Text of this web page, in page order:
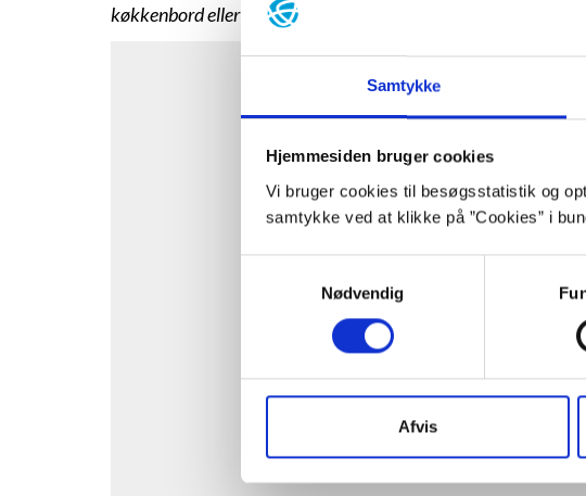
Samtykke
Hjemmesiden bruger cookies
Vi bruger cookies til besøgsstatistik og
samtykke ved at klikke på ”Cookies” i
Nødvendig
Afvis
køkkenbord eller på en stjerne langt væk.”